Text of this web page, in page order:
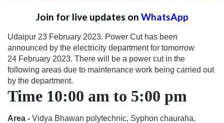
Join for live updates on WhatsApp
Udaipur 23 February 2023. Power Cut has been
announced by the electricity department for tomorrow
24 February 2023. There will be a power cut in the
following areas due to maintenance work being carried out
by the department.
Time 10:00 am to 5:00 pm
Area - Vidya Bhawan polytechnic, Syphon chauraha,